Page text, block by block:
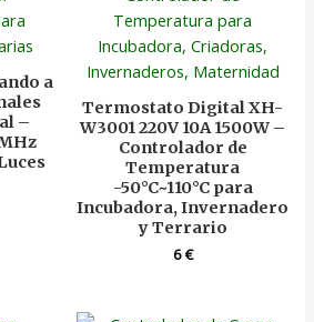
a
–
Termostato Digital XH-
W3001 220V 10A 1500W –
Controlador de
Temperatura
-50°C~110°C para
Incubadora, Invernadero
y Terrario
6€